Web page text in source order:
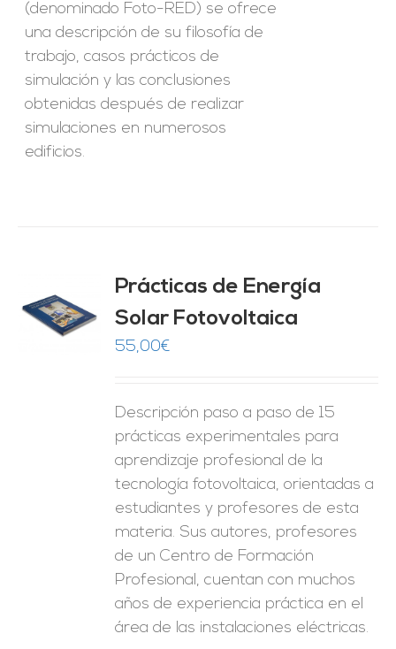
(denominado Foto-RED) se ofrece
una descripción de su filosofía de
trabajo, casos prácticos de
simulación y las conclusiones
obtenidas después de realizar
simulaciones en numerosos
edificios.
Prácticas de Energía
Solar Fotovoltaica
55,00€
Descripción paso a paso de 15
prácticas experimentales para
aprendizaje profesional de la
tecnología fotovoltaica, orientadas a
estudiantes y profesores de esta
materia. Sus autores, profesores
de un Centro de Formación
Profesional, cuentan con muchos
años de experiencia práctica en el
área de las instalaciones eléctricas.